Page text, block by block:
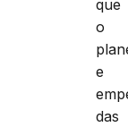
que
o
e
das